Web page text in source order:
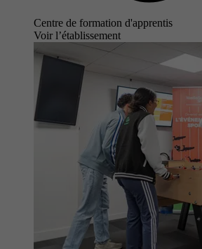
Centre de formation d'apprentis
Voir l’établissement